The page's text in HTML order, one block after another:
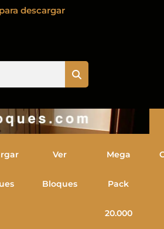
descargar
Ver
Bloques
Mega
Pack
20.000